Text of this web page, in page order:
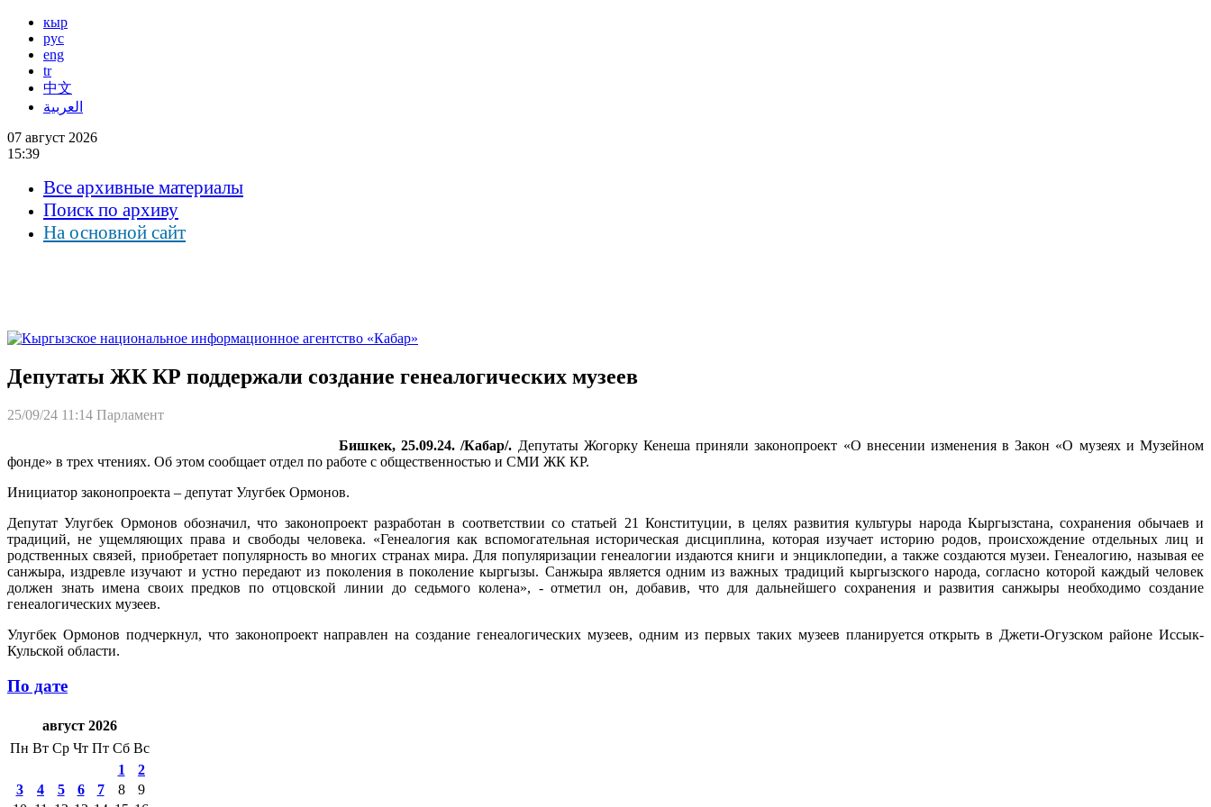
кыр
рус
eng
tr
中文
العربية
07 август 2026
15:39
Все архивные материалы
Поиск по архиву
На основной сайт
Депутаты ЖК КР поддержали создание генеалогических музеев
25/09/24 11:14 Парламент
Бишкек, 25.09.24. /Кабар/. Депутаты Жогорку Кенеша приняли законопроект «О внесении изменения в Закон «О музеях и Музейном
фонде» в трех чтениях. Об этом сообщает отдел по работе с общественностью и СМИ ЖК КР.
Инициатор законопроекта – депутат Улугбек Ормонов.
Депутат Улугбек Ормонов обозначил, что законопроект разработан в соответствии со статьей 21 Конституции, в целях развития культуры народа Кыргызстана, сохранения обычаев и
традиций, не ущемляющих права и свободы человека. «Генеалогия как вспомогательная историческая дисциплина, которая изучает историю родов, происхождение отдельных лиц и
родственных связей, приобретает популярность во многих странах мира. Для популяризации генеалогии издаются книги и энциклопедии, а также создаются музеи. Генеалогию, называя ее
санжыра, издревле изучают и устно передают из поколения в поколение кыргызы. Санжыра является одним из важных традиций кыргызского народа, согласно которой каждый человек
должен знать имена своих предков по отцовской линии до седьмого колена», - отметил он, добавив, что для дальнейшего сохранения и развития санжыры необходимо создание
генеалогических музеев.
Улугбек Ормонов подчеркнул, что законопроект направлен на создание генеалогических музеев, одним из первых таких музеев планируется открыть в Джети-Огузском районе Иссык-
Кульской области.
По дате
август 2026
Пн Вт Ср Чт Пт Сб Вс
1
2
3
4 5 6 7 8
9